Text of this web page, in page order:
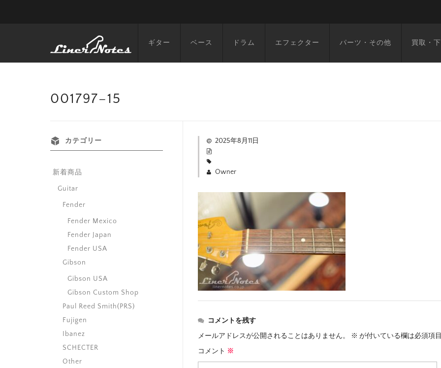
ギター ベース ドラム エフェクター パーツ・その他 買取・
001797–15
2025年8月11日
Owner
コメントを残す
メールアドレスが公開されることはありません。
※ が付いている欄は必須項
コメント ※
カテゴリー
新着商品
Guitar
Fender
Fender Mexico
Fender Japan
Fender USA
Gibson
Gibson USA
Gibson Custom Shop
Paul Reed Smith(PRS)
Fujigen
Ibanez
SCHECTER
Other